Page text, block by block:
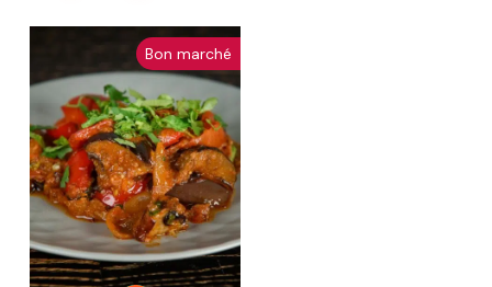
Bon marché